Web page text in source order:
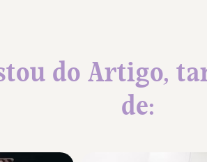
do Artigo,
de: